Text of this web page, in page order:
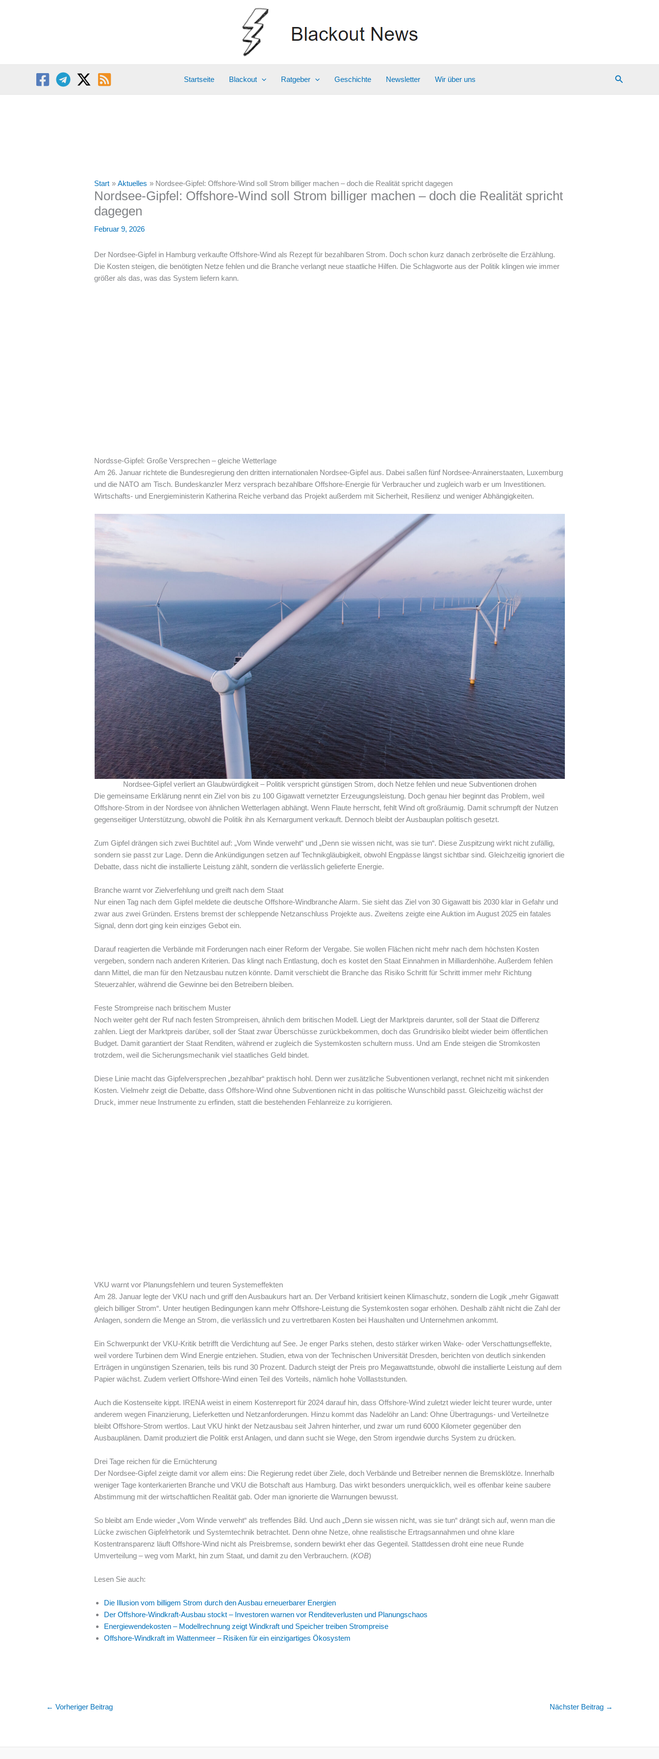
Startseite Blackout Ratgeber Geschichte Newsletter Wir über uns Suchen
Start Aktuelles Nordsee-Gipfel: Offshore-Wind soll Strom billiger machen – doch die Realität spricht dagegen
Nordsee-Gipfel: Offshore-Wind soll Strom billiger machen – doch die Realität spricht
dagegen
Februar 9, 2026
Der Nordsee-Gipfel in Hamburg verkaufte Offshore-Wind als Rezept für bezahlbaren Strom. Doch schon kurz danach zerbröselte die Erzählung.
Die Kosten steigen, die benötigten Netze fehlen und die Branche verlangt neue staatliche Hilfen. Die Schlagworte aus der Politik klingen wie immer
größer als das, was das System liefern kann.
Nordsse-Gipfel: Große Versprechen – gleiche Wetterlage
Am 26. Januar richtete die Bundesregierung den dritten internationalen Nordsee-Gipfel aus. Dabei saßen fünf Nordsee-Anrainerstaaten, Luxemburg
und die NATO am Tisch. Bundeskanzler Merz versprach bezahlbare Offshore-Energie für Verbraucher und zugleich warb er um Investitionen.
Wirtschafts- und Energieministerin Katherina Reiche verband das Projekt außerdem mit Sicherheit, Resilienz und weniger Abhängigkeiten.
Nordsee-Gipfel verliert an Glaubwürdigkeit – Politik verspricht günstigen Strom, doch Netze fehlen und neue Subventionen drohen
Die gemeinsame Erklärung nennt ein Ziel von bis zu 100 Gigawatt vernetzter Erzeugungsleistung. Doch genau hier beginnt das Problem, weil
Offshore-Strom in der Nordsee von ähnlichen Wetterlagen abhängt. Wenn Flaute herrscht, fehlt Wind oft großräumig. Damit schrumpft der Nutzen
gegenseitiger Unterstützung, obwohl die Politik ihn als Kernargument verkauft. Dennoch bleibt der Ausbauplan politisch gesetzt.
Zum Gipfel drängen sich zwei Buchtitel auf: „Vom Winde verweht“ und „Denn sie wissen nicht, was sie tun“. Diese Zuspitzung wirkt nicht zufällig,
sondern sie passt zur Lage. Denn die Ankündigungen setzen auf Technikgläubigkeit, obwohl Engpässe längst sichtbar sind. Gleichzeitig ignoriert die
Debatte, dass nicht die installierte Leistung zählt, sondern die verlässlich gelieferte Energie.
Branche warnt vor Zielverfehlung und greift nach dem Staat
Nur einen Tag nach dem Gipfel meldete die deutsche Offshore-Windbranche Alarm. Sie sieht das Ziel von 30 Gigawatt bis 2030 klar in Gefahr und
zwar aus zwei Gründen. Erstens bremst der schleppende Netzanschluss Projekte aus. Zweitens zeigte eine Auktion im August 2025 ein fatales
Signal, denn dort ging kein einziges Gebot ein.
Darauf reagierten die Verbände mit Forderungen nach einer Reform der Vergabe. Sie wollen Flächen nicht mehr nach dem höchsten Kosten
vergeben, sondern nach anderen Kriterien. Das klingt nach Entlastung, doch es kostet den Staat Einnahmen in Milliardenhöhe. Außerdem fehlen
dann Mittel, die man für den Netzausbau nutzen könnte. Damit verschiebt die Branche das Risiko Schritt für Schritt immer mehr Richtung
Steuerzahler, während die Gewinne bei den Betreibern bleiben.
Feste Strompreise nach britischem Muster
Noch weiter geht der Ruf nach festen Strompreisen, ähnlich dem britischen Modell. Liegt der Marktpreis darunter, soll der Staat die Differenz
zahlen. Liegt der Marktpreis darüber, soll der Staat zwar Überschüsse zurückbekommen, doch das Grundrisiko bleibt wieder beim öffentlichen
Budget. Damit garantiert der Staat Renditen, während er zugleich die Systemkosten schultern muss. Und am Ende steigen die Stromkosten
trotzdem, weil die Sicherungsmechanik viel staatliches Geld bindet.
Diese Linie macht das Gipfelversprechen „bezahlbar“ praktisch hohl. Denn wer zusätzliche Subventionen verlangt, rechnet nicht mit sinkenden
Kosten. Vielmehr zeigt die Debatte, dass Offshore-Wind ohne Subventionen nicht in das politische Wunschbild passt. Gleichzeitig wächst der
Druck, immer neue Instrumente zu erfinden, statt die bestehenden Fehlanreize zu korrigieren.
VKU warnt vor Planungsfehlern und teuren Systemeffekten
Am 28. Januar legte der VKU nach und griff den Ausbaukurs hart an. Der Verband kritisiert keinen Klimaschutz, sondern die Logik „mehr Gigawatt
gleich billiger Strom“. Unter heutigen Bedingungen kann mehr Offshore-Leistung die Systemkosten sogar erhöhen. Deshalb zählt nicht die Zahl der
Anlagen, sondern die Menge an Strom, die verlässlich und zu vertretbaren Kosten bei Haushalten und Unternehmen ankommt.
Ein Schwerpunkt der VKU-Kritik betrifft die Verdichtung auf See. Je enger Parks stehen, desto stärker wirken Wake- oder Verschattungseffekte,
weil vordere Turbinen dem Wind Energie entziehen. Studien, etwa von der Technischen Universität Dresden, berichten von deutlich sinkenden
Erträgen in ungünstigen Szenarien, teils bis rund 30 Prozent. Dadurch steigt der Preis pro Megawattstunde, obwohl die installierte Leistung auf dem
Papier wächst. Zudem verliert Offshore-Wind einen Teil des Vorteils, nämlich hohe Volllaststunden.
Auch die Kostenseite kippt. IRENA weist in einem Kostenreport für 2024 darauf hin, dass Offshore-Wind zuletzt wieder leicht teurer wurde, unter
anderem wegen Finanzierung, Lieferketten und Netzanforderungen. Hinzu kommt das Nadelöhr an Land: Ohne Übertragungs- und Verteilnetze
bleibt Offshore-Strom wertlos. Laut VKU hinkt der Netzausbau seit Jahren hinterher, und zwar um rund 6000 Kilometer gegenüber den
Ausbauplänen. Damit produziert die Politik erst Anlagen, und dann sucht sie Wege, den Strom irgendwie durchs System zu drücken.
Drei Tage reichen für die Ernüchterung
Der Nordsee-Gipfel zeigte damit vor allem eins: Die Regierung redet über Ziele, doch Verbände und Betreiber nennen die Bremsklötze. Innerhalb
weniger Tage konterkarierten Branche und VKU die Botschaft aus Hamburg. Das wirkt besonders unerquicklich, weil es offenbar keine saubere
Abstimmung mit der wirtschaftlichen Realität gab. Oder man ignorierte die Warnungen bewusst.
So bleibt am Ende wieder „Vom Winde verweht“ als treffendes Bild. Und auch „Denn sie wissen nicht, was sie tun“ drängt sich auf, wenn man die
Lücke zwischen Gipfelrhetorik und Systemtechnik betrachtet. Denn ohne Netze, ohne realistische Ertragsannahmen und ohne klare
Kostentransparenz läuft Offshore-Wind nicht als Preisbremse, sondern bewirkt eher das Gegenteil. Stattdessen droht eine neue Runde
Umverteilung – weg vom Markt, hin zum Staat, und damit zu den Verbrauchern. (KOB)
Lesen Sie auch:
Die Illusion vom billigem Strom durch den Ausbau erneuerbarer Energien
Der Offshore-Windkraft-Ausbau stockt – Investoren warnen vor Renditeverlusten und Planungschaos
Energiewendekosten – Modellrechnung zeigt Windkraft und Speicher treiben Strompreise
Offshore-Windkraft im Wattenmeer – Risiken für ein einzigartiges Ökosystem
← Vorheriger Beitrag Nächster Beitrag →